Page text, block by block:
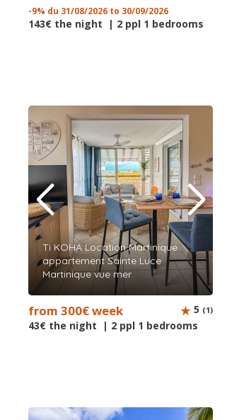
-9% du 31/08/2026 to 30/09/2026
143€ the night | 2 ppl 1 bedrooms
Ti KOHA Location Martinique
appartement Sainte Luce
Martinique vue mer
from 300€ week
43€ the night | 2 ppl 1 bedrooms
5 (1)